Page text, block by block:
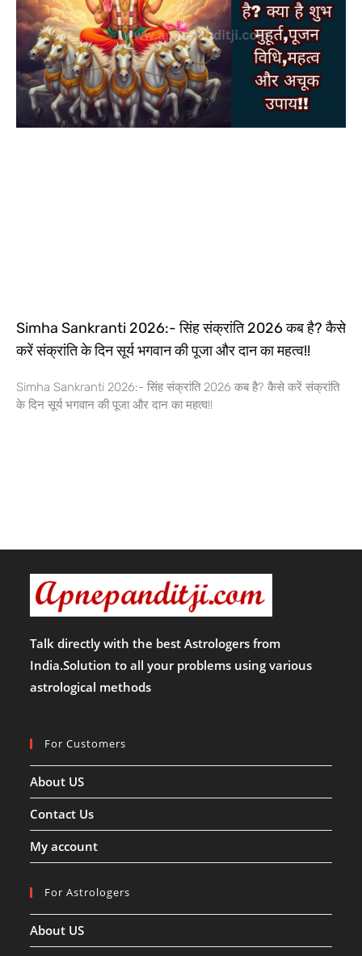
Simha Sankranti 2026:- सिंह संक्रांति 2026 कब है? कैसे
करें संक्रांति के दिन सूर्य भगवान की पूजा और दान का महत्व!!
Simha Sankranti 2026:- सिंह संक्रांति 2026 कब है? कैसे करें संक्रांति
के दिन सूर्य भगवान की पूजा और दान का महत्व!!
Talk directly with the best Astrologers from
India.Solution to all your problems using various
astrological methods
For Customers
About US
Contact Us
My account
For Astrologers
About US